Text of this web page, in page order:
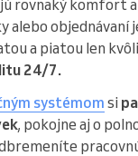
rovnaký komfort
alebo objednávaní
a piatou len
24/7.
systémom si
, pokojne aj o